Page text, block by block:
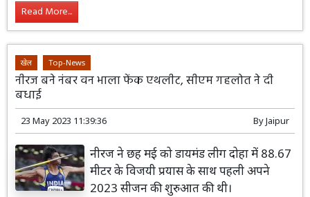
Read More...
खेल Top-News
नीरज बने नंबर वन भाला फेंक एथलीट, सीएम गहलोत ने दी
बधाई
23 May 2023 11:39:36 ByJaipur
नीरज ने छह मई को डायमंड लीग दोहा में 88.67
मीटर के विजयी प्रयास के साथ पहली अपने
2023 सीजन की शुरुआत की थी।